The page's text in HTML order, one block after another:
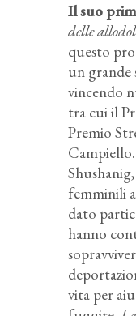
Il suo
delle
questo
un grande
vincendo
tra cui il
Premio
femminili
dato
hanno
vita per